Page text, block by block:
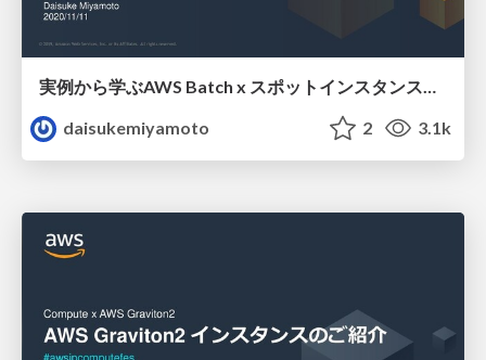
実例から学ぶAWS Batch x スポットインスタンスによる大規模バッチ処理
daisukemiyamoto
2 3.1k